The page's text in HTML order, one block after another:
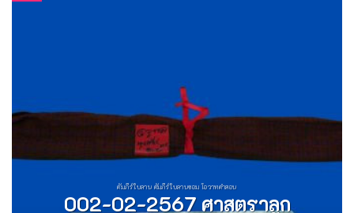
คัมภีร์ใบลาน คัมภีร์ใบลานขอม โอวาทคำสอน
002-02-2567 ศาสตราลูก